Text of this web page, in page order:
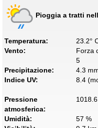
Pioggia a tratti
Temperatura:
23.2°
Vento:
Forza
5
Precipitazione:
4.3
Indice UV:
8.4
Pressione
atmosferica:
Umidità:
57 %